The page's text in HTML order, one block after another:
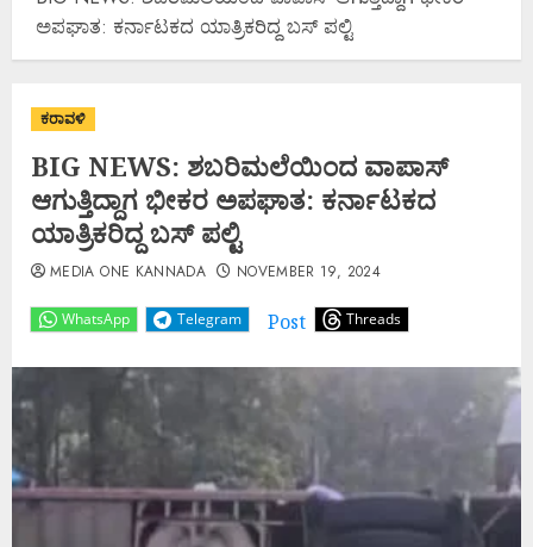
ಅಪಘಾತ: ಕರ್ನಾಟಕದ ಯಾತ್ರಿಕರಿದ್ದ ಬಸ್ ಪಲ್ಟಿ
ಕರಾವಳಿ
BIG NEWS: ಶಬರಿಮಲೆಯಿಂದ ವಾಪಾಸ್
ಆಗುತ್ತಿದ್ದಾಗ ಭೀಕರ ಅಪಘಾತ: ಕರ್ನಾಟಕದ
ಯಾತ್ರಿಕರಿದ್ದ ಬಸ್ ಪಲ್ಟಿ
WhatsApp Telegram Post Threads
MEDIA ONE KANNADA NOVEMBER 19, 2024